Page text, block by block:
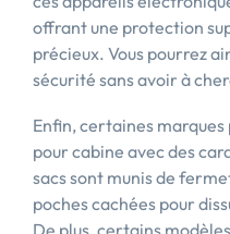
offrant une protection
précieux. Vous pourrez
sécurité sans avoir à
Enfin, certaines marques
pour cabine avec des
sacs sont munis de
poches cachées pour
De plus, certains